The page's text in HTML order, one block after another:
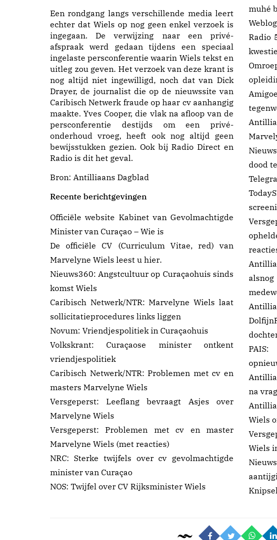
Een rondgang langs verschillende media leert
echter dat Wiels op nog geen enkel verzoek is
ingegaan. De verwijzing naar een privé-
afspraak werd gedaan tijdens een speciaal
ingelaste persconferentie waarin Wiels tekst en
uitleg zou geven. Het verzoek van deze krant is
nog altijd niet ingewilligd, noch dat van Dick
Drayer, de journalist die op de nieuwssite van
Caribisch Netwerk fraude op haar cv aanhangig
maakte. Yves Cooper, die vlak na afloop van de
persconferentie destijds om een privé-
onderhoud vroeg, heeft ook nog altijd geen
bewijsstukken gezien. Ook bij Radio Direct en
Radio is dit het geval.
Bron: Antilliaans Dagblad
Recente berichtgevingen
Officiële website Kabinet van Gevolmachtigde
Minister van Curaçao – Wie is
De officiële CV (Curriculum Vitae, red) van
Marvelyne Wiels leest u hier.
Nieuws360: Angstcultuur op Curaçaohuis sinds
komst Wiels
Caribisch Netwerk/NTR: Marvelyne Wiels laat
sollicitatieprocedures links liggen
Novum: Vriendjespolitiek in Curaçaohuis
Volkskrant: Curaçaose minister ontkent
vriendjespolitiek
Caribisch Netwerk/NTR: Problemen met cv en
masters Marvelyne Wiels
Versgeperst: Leeflang bevraagt Asjes over
Marvelyne Wiels
Versgeperst: Problemen met cv en master
Marvelyne Wiels (met reacties)
NRC: Sterke twijfels over cv gevolmachtigde
minister van Curaçao
NOS: Twijfel over CV Rijksminister Wiels
muhé
Radio
dood
PAIS:
na
Wiels
Wiels